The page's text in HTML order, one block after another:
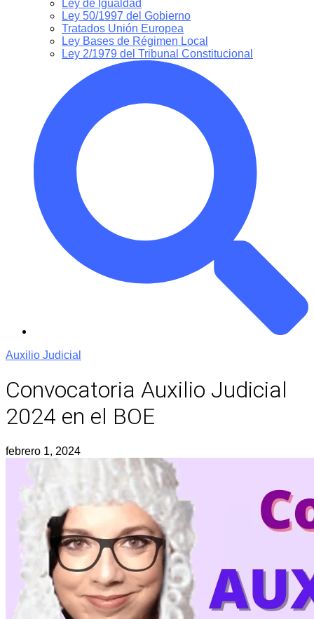
Ley de Igualdad
Ley 50/1997 del Gobierno
Tratados Unión Europea
Ley Bases de Régimen Local
Ley 2/1979 del Tribunal Constitucional
Auxilio Judicial
Convocatoria Auxilio Judicial
2024 en el BOE
febrero 1, 2024